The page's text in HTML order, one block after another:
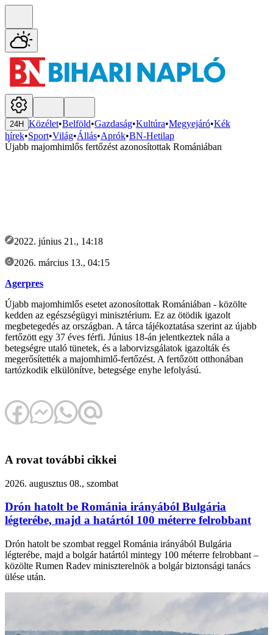
24H Közélet•Belföld•Gazdaság•Kultúra•Megyejáró•Kék
hírek•Sport•Világ•Állás•Aprók•BN-Hetilap
Újabb majomhimlős fertőzést azonosítottak Romániában
2022. június 21., 14:18
2026. március 13., 04:15
Agerpres
Újabb majomhimlős esetet azonosítottak Romániában - közölte
kedden az egészségügyi minisztérium. Ez az ötödik igazolt
megbetegedés az országban. A tárca tájékoztatása szerint az újabb
fertőzött egy 37 éves férfi. Június 18-án jelentkeztek nála a
betegségre utaló tünetek, és a laborvizsgálatok igazolták és
megerősítették a majomhimlő-fertőzést. A fertőzött otthonában
tartózkodik elkülönítve, betegsége enyhe lefolyású.
A rovat további cikkei
2026. augusztus 08., szombat
Drón hatolt be Románia irányából Bulgária
légterébe, majd a határtól 100 méterre felrobbant
Drón hatolt be szombat reggel Románia irányából Bulgária
légterébe, majd a bolgár határtól mintegy 100 méterre felrobbant –
közölte Rumen Radev miniszterelnök a bolgár biztonsági tanács
ülése után.